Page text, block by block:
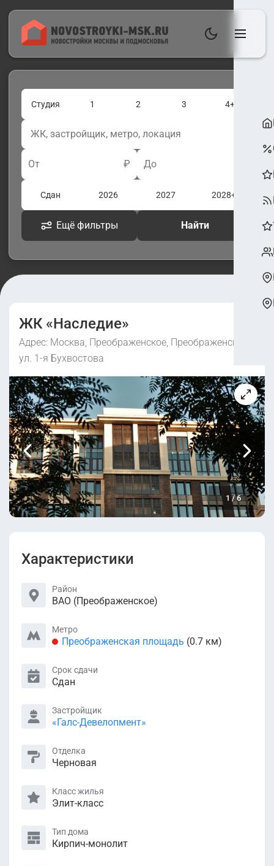
Студия 1 2 3 4+
От ₽ До
Сдан 2026 2027 2028+
Ещё фильтры Найти
ЖК «Наследие»
Адрес: Москва, Преображенское, Преображенское,
ул. 1-я Бухвостова
1 /6
Характеристики
Район
ВАО (Преображенское)
Метро
Преображенская площадь (0.7 км)
Срок сдачи
Сдан
Застройщик
«Галс-Девелопмент»
Отделка
Черновая
Класс жилья
Элит-класс
Тип дома
Кирпич-монолит